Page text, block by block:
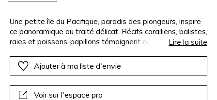
Une petite île du Pacifique, paradis des plongeurs, inspire
ce panoramique au traité délicat. Récifs coralliens, balistes,
raies et poissons-papillons témoignent de ses fonds
une richesse graphique et chromatique. Le dessin est
imprimé sur un tissu texturé, réalisé en chenille de
dégradés de couleurs. Moorea est proposé en 2 coloris.
Lire la suite
Ajouter à ma liste d'envie
Voir sur l'espace pro